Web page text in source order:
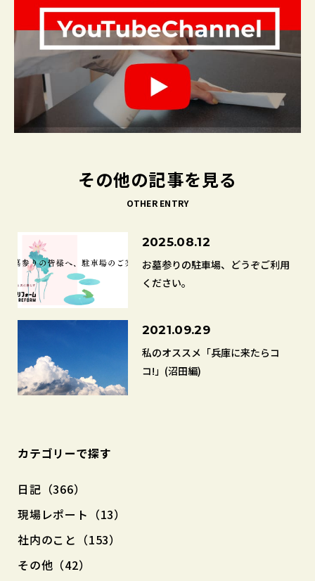
その他の記事を見る
OTHER ENTRY
2025.08.12
お墓参りの駐車場、どうぞご利用
ください。
2021.09.29
私のオススメ「兵庫に来たらコ
コ!」(沼田編)
カテゴリーで探す
日記（366）
現場レポート（13）
社内のこと（153）
その他（42）